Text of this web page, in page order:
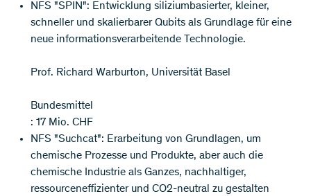
NFS "SPIN": Entwicklung siliziumbasierter, kleiner,
schneller und skalierbarer Qubits als Grundlage für eine
neue informationsverarbeitende Technologie.
Prof. Richard Warburton, Universität Basel
Bundesmittel
: 17 Mio. CHF
NFS "Suchcat": Erarbeitung von Grundlagen, um
chemische Prozesse und Produkte, aber auch die
chemische Industrie als Ganzes, nachhaltiger,
ressourceneffizienter und CO2-neutral zu gestalten